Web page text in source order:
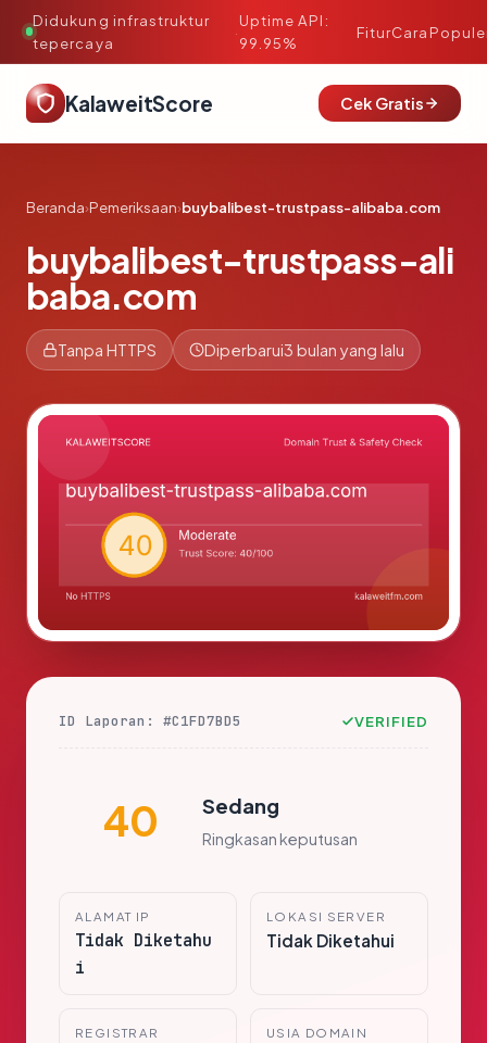
Didukung infrastruktur
tepercaya
·
Uptime API:
99.95%
FiturCara
KalaweitScore Cek Gratis
Beranda›Pemeriksaan›buybalibest-trustpass-alibaba.com
buybalibest-trustpass-ali
baba.com
Tanpa HTTPS Diperbarui3 bulan yang lalu
ID Laporan: #C1FD7BD5 VERIFIED
40 Sedang
Ringkasan keputusan
ALAMAT IP
Tidak Diketahu
i
LOKASI SERVER
Tidak Diketahui
REGISTRAR USIA DOMAIN